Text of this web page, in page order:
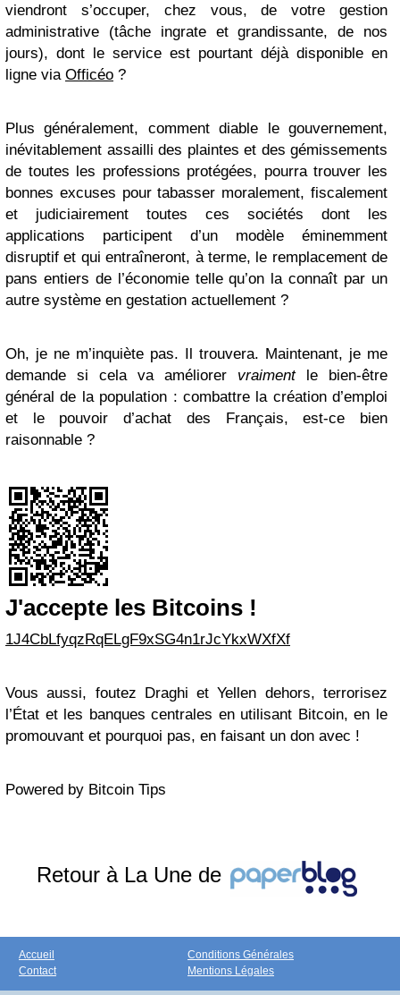
viendront s’occuper, chez vous, de votre gestion
administrative (tâche ingrate et grandissante, de nos
jours), dont le service est pourtant déjà disponible en
ligne via Officéo ?
Plus généralement, comment diable le gouvernement,
inévitablement assailli des plaintes et des gémissements
de toutes les professions protégées, pourra trouver les
bonnes excuses pour tabasser moralement, fiscalement
et judiciairement toutes ces sociétés dont les
applications participent d’un modèle éminemment
disruptif et qui entraîneront, à terme, le remplacement de
pans entiers de l’économie telle qu’on la connaît par un
autre système en gestation actuellement ?
Oh, je ne m’inquiète pas. Il trouvera. Maintenant, je me
demande si cela va améliorer vraimentle bien-être
général de la population : combattre la création d’emploi
et le pouvoir d’achat des Français, est-ce bien
raisonnable ?
J'accepte les Bitcoins !
1J4CbLfyqzRqELgF9xSG4n1rJcYkxWXfXf
Vous aussi, foutez Draghi et Yellen dehors, terrorisez
l’État et les banques centrales en utilisant Bitcoin, en le
promouvant et pourquoi pas, en faisant un don avec !
Powered by Bitcoin Tips
Retour à La Une de
Accueil
Contact
Conditions Générales
Mentions Légales